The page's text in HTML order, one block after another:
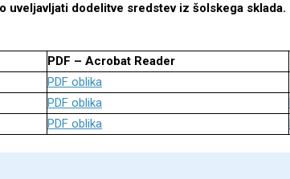
uveljavljati dodelitve sredstev iz šolskega sklada.
PDF – Acrobat Reader
PDF oblika
PDF oblika
PDF oblika